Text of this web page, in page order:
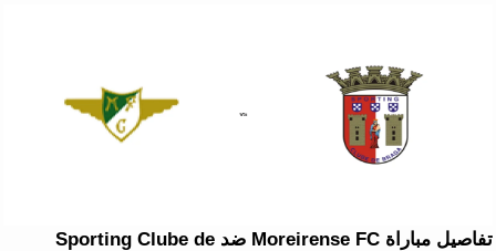
تفاصيل مباراة Moreirense FC ضد Sporting Clube de